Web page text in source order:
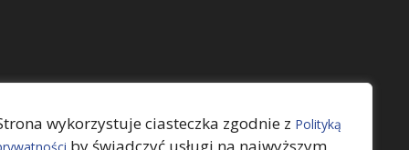
wykorzystuje ciasteczka zgodnie z Polityką